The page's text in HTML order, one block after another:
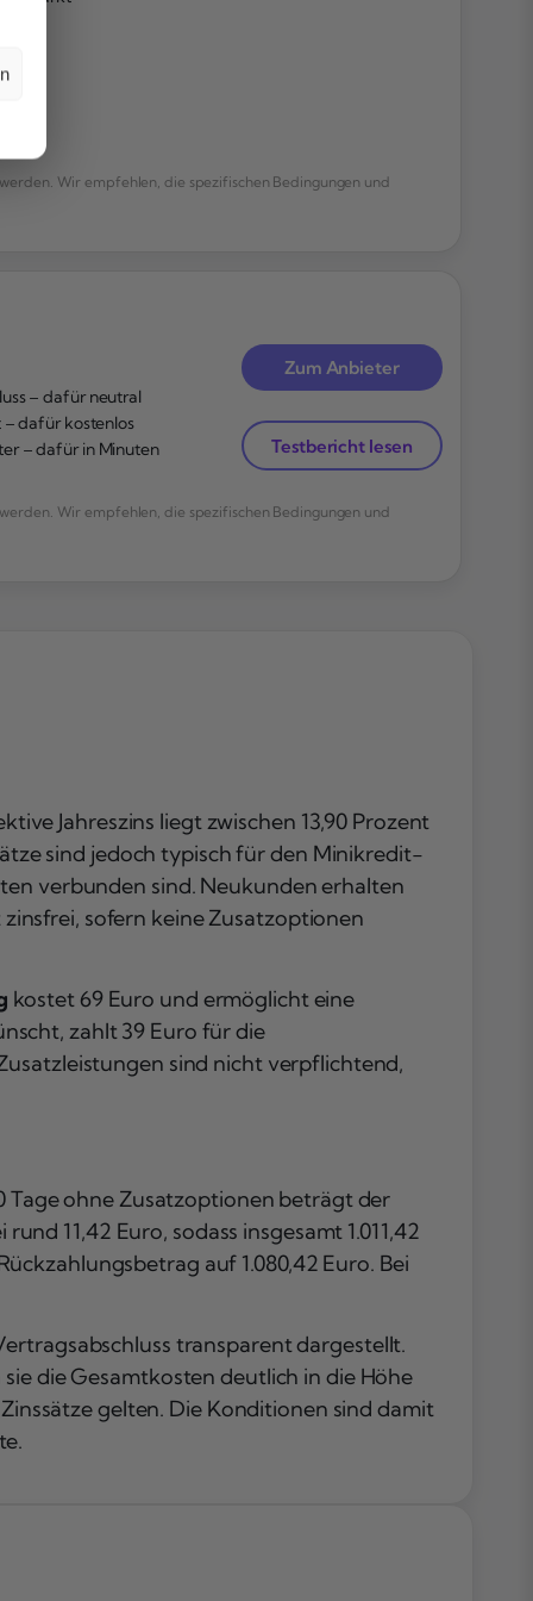
Wir empfehlen, die spezifischen Bedingungen und
– dafür neutral
– dafür kostenlos
– dafür in Minuten
Zum Anbieter
Testbericht lesen
Wir empfehlen, die spezifischen Bedingungen und
Jahreszins liegt zwischen 13,90 Prozent
sind jedoch typisch für den Minikredit-
verbunden sind. Neukunden erhalten
sofern keine Zusatzoptionen
kostet 69 Euro und ermöglicht eine
zahlt 39 Euro für die
sind nicht verpflichtend,
Tage ohne Zusatzoptionen beträgt der
11,42 Euro, sodass insgesamt 1.011,42
auf 1.080,42 Euro. Bei
transparent dargestellt.
die Gesamtkosten deutlich in die Höhe
gelten. Die Konditionen sind damit